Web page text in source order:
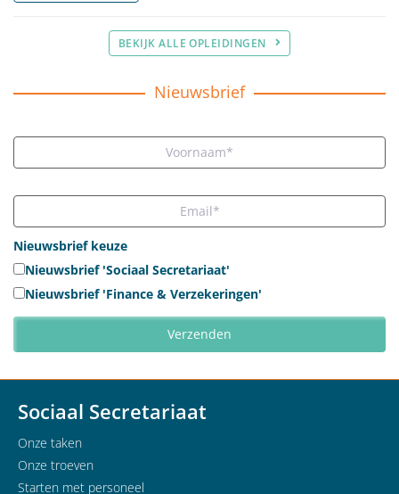
BEKIJK ALLE OPLEIDINGEN
Nieuwsbrief
Nieuwsbrief keuze
Nieuwsbrief 'Sociaal Secretariaat'
Nieuwsbrief 'Finance & Verzekeringen'
Sociaal Secretariaat
Onze taken
Onze troeven
Starten met personeel